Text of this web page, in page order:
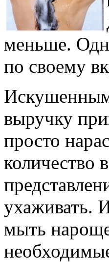
меньше.
по своему
выручку
просто
количество
ухаживать.
мыть